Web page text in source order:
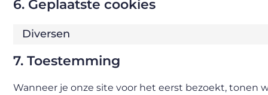
6. Geplaatste cookies
Diversen
7. Toestemming
Wanneer je onze site voor het eerst bezoekt, tonen